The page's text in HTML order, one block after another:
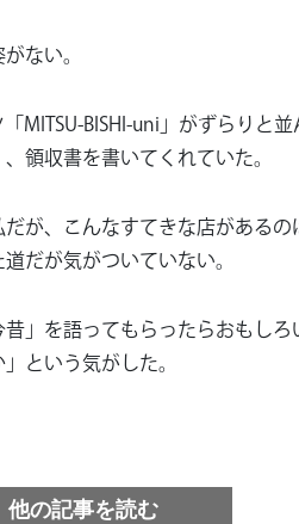
ない。
MITSU-BISHI-uni」がずらりと
領収書を書いてくれていた。
が、こんなすてきな店があるの
だが気がついていない。
」を語ってもらったらおもしろ
という気がした。
他の記事を読む